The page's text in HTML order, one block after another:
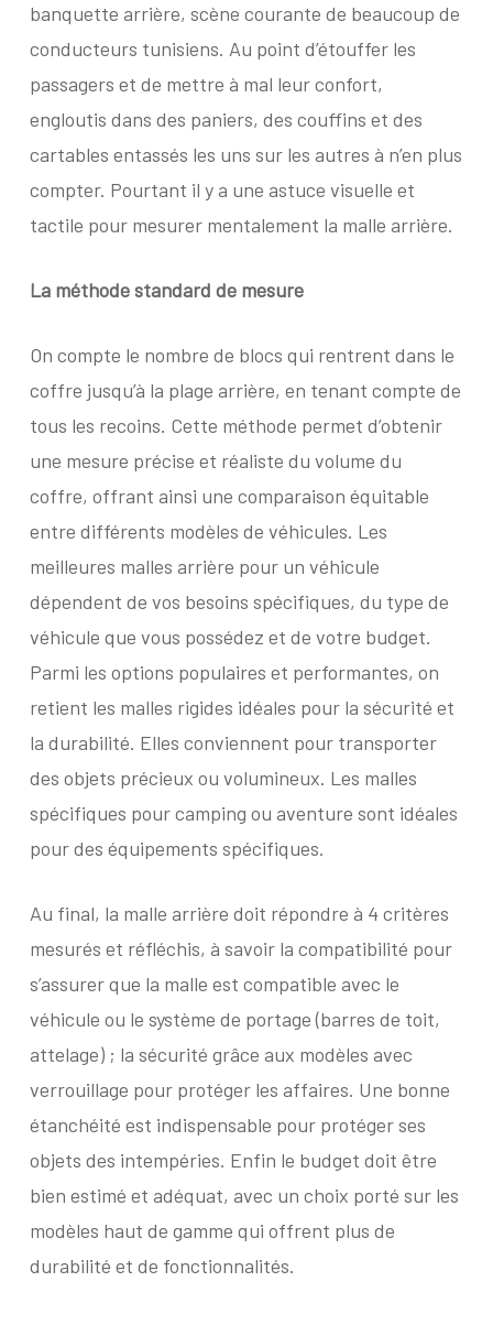
banquette arrière, scène courante de beaucoup de
conducteurs tunisiens. Au point d’étouffer les
passagers et de mettre à mal leur confort,
engloutis dans des paniers, des couffins et des
cartables entassés les uns sur les autres à n’en plus
compter. Pourtant il y a une astuce visuelle et
tactile pour mesurer mentalement la malle arrière.
La méthode standard de mesure
On compte le nombre de blocs qui rentrent dans le
coffre jusqu’à la plage arrière, en tenant compte de
tous les recoins. Cette méthode permet d’obtenir
une mesure précise et réaliste du volume du
coffre, offrant ainsi une comparaison équitable
entre différents modèles de véhicules. Les
meilleures malles arrière pour un véhicule
dépendent de vos besoins spécifiques, du type de
véhicule que vous possédez et de votre budget.
Parmi les options populaires et performantes, on
retient les malles rigides idéales pour la sécurité et
la durabilité. Elles conviennent pour transporter
des objets précieux ou volumineux. Les malles
spécifiques pour camping ou aventure sont idéales
pour des équipements spécifiques.
Au final, la malle arrière doit répondre à 4 critères
mesurés et réfléchis, à savoir la compatibilité pour
s’assurer que la malle est compatible avec le
véhicule ou le système de portage (barres de toit,
attelage) ; la sécurité grâce aux modèles avec
verrouillage pour protéger les affaires. Une bonne
étanchéité est indispensable pour protéger ses
objets des intempéries. Enfin le budget doit être
bien estimé et adéquat, avec un choix porté sur les
modèles haut de gamme qui offrent plus de
durabilité et de fonctionnalités.